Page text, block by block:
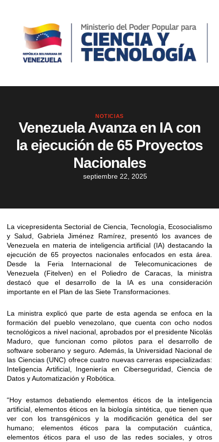
NOTICIAS
Venezuela Avanza en IA con
la ejecución de 65 Proyectos
Nacionales
septiembre 22, 2025
La vicepresidenta Sectorial de Ciencia, Tecnología, Ecosocialismo
y Salud, Gabriela Jiménez Ramírez, presentó los avances de
Venezuela en materia de inteligencia artificial (IA) destacando la
ejecución de 65 proyectos nacionales enfocados en esta área.
Desde la Feria Internacional de Telecomunicaciones de
Venezuela (Fitelven) en el Poliedro de Caracas, la ministra
destacó que el desarrollo de la IA es una consideración
importante en el Plan de las Siete Transformaciones.
La ministra explicó que parte de esta agenda se enfoca en la
formación del pueblo venezolano, que cuenta con ocho nodos
tecnológicos a nivel nacional, aprobados por el presidente Nicolás
Maduro, que funcionan como pilotos para el desarrollo de
software soberano y seguro. Además, la Universidad Nacional de
las Ciencias (UNC) ofrece cuatro nuevas carreras especializadas:
Inteligencia Artificial, Ingeniería en Ciberseguridad, Ciencia de
Datos y Automatización y Robótica.
“Hoy estamos debatiendo elementos éticos de la inteligencia
artificial, elementos éticos en la biología sintética, que tienen que
ver con los transgénicos y la modificación genética del ser
humano; elementos éticos para la computación cuántica,
elementos éticos para el uso de las redes sociales, y otros